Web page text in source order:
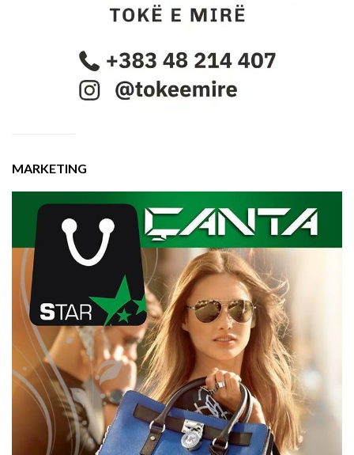
MARKETING